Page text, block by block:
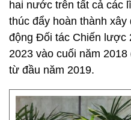
hai nước trên tất cả các
thúc đẩy hoàn thành
động Đối tác Chiến lược
2023 vào cuối năm
từ đầu năm 2019.